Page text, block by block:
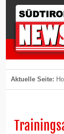
Aktuelle Seite: